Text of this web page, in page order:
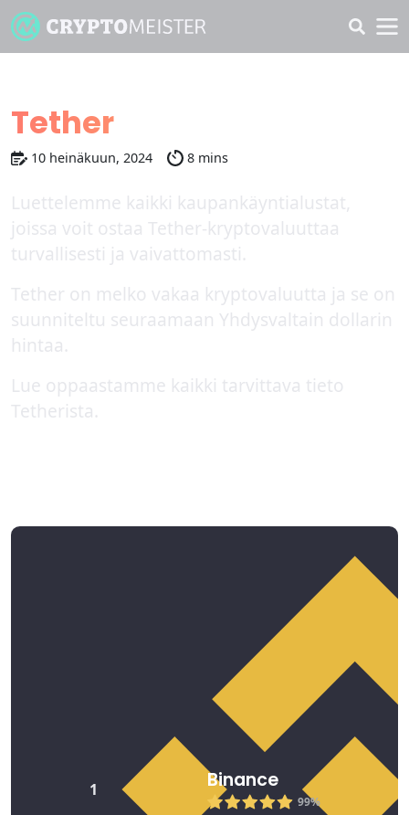
Tether
10 heinäkuun, 2024 8 mins
Luettelemme kaikki kaupankäyntialustat,
joissa voit ostaa Tether-kryptovaluuttaa
turvallisesti ja vaivattomasti.
Tether on melko vakaa kryptovaluutta ja se on
suunniteltu seuraamaan Yhdysvaltain dollarin
hintaa.
Lue oppaastamme kaikki tarvittava tieto
Tetherista.
1 Binance
99%